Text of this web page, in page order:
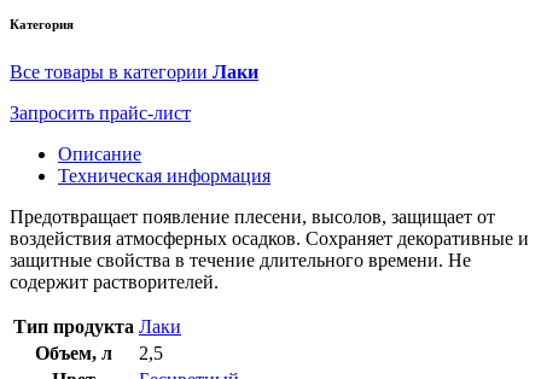
Категория
Все товары в категории Лаки
Запросить прайс-лист
Описание
Техническая информация
Предотвращает появление плесени, высолов, защищает от
воздействия атмосферных осадков. Сохраняет декоративные и
защитные свойства в течение длительного времени. Не
содержит растворителей.
Тип продукта Лаки
Объем, л
2,5